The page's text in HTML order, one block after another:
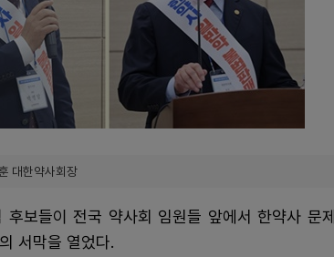
대한약사회장
보들이 전국 약사회 임원들 앞에서 한약사 문제
서막을 열었다.